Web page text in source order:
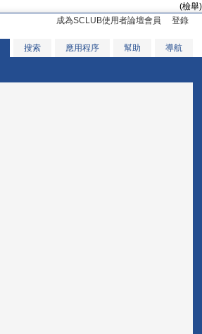
(檢舉)
成為SCLUB使用者論壇會員
登錄
搜索 應用程序 幫助 導航